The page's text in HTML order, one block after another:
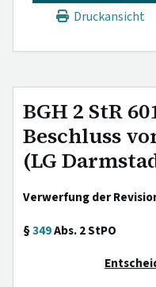
Druckansicht
BGH 2 StR
Beschluss
(LG
Verwerfung der
§349Abs. 2 StPO